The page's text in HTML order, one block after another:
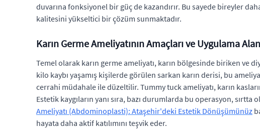
duvarına fonksiyonel bir güç de kazandırır. Bu sayede bireyler
kalitesini yükseltici bir çözüm sunmaktadır.
Karın Germe Ameliyatının Amaçları ve Uygulama
Temel olarak karın germe ameliyatı, karın bölgesinde biriken ve
kilo kaybı yaşamış kişilerde görülen sarkan karın derisi, bu
cerrahi müdahale ile düzeltilir. Tummy tuck ameliyatı, karın
Estetik kaygıların yanı sıra, bazı durumlarda bu operasyon,
Ameliyatı (Abdominoplasti): Ataşehir'deki Estetik Dönüşümünüz
hayata daha aktif katılımını teşvik eder.